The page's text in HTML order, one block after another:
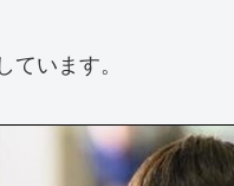
います。